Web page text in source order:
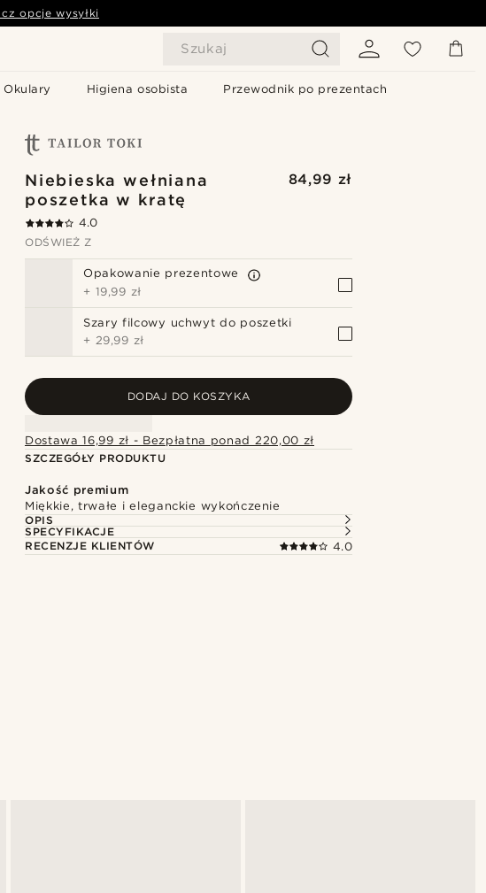
Szukaj
Okulary Higiena osobista Przewodnik po prezentach
opcje wysyłki
Niebieska wełniana
poszetka w kratę
84,99 zł
4.0
ODŚWIEŻ Z
Opakowanie prezentowe
+ 19,99 zł
Szary filcowy uchwyt do poszetki
+ 29,99 zł
DODAJ DO KOSZYKA
Dostawa 16,99 zł - Bezpłatna ponad 220,00 zł
SZCZEGÓŁY PRODUKTU
Jakość premium
Miękkie, trwałe i eleganckie wykończenie
OPIS
SPECYFIKACJE
RECENZJE KLIENTÓW
4.0